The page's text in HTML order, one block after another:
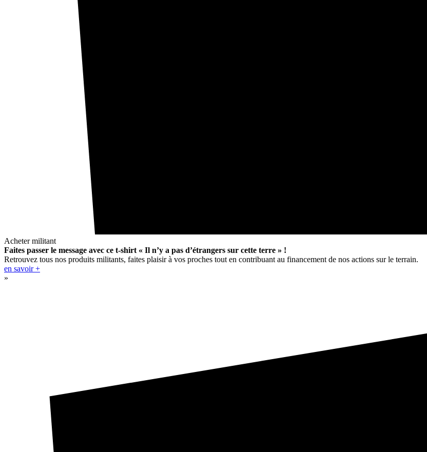
Acheter militant
Faites passer le message avec ce t-shirt « Il n’y a pas d’étrangers sur cette terre » !
Retrouvez tous nos produits militants, faites plaisir à vos proches tout en contribuant au financement de nos actions sur le terrain.
en savoir +
»